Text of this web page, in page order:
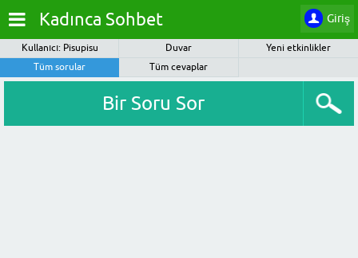
Giriş
Kadınca Sohbet
Kullanıcı: Pisupisu Duvar
Yeni etkinlikler
Tüm sorular
Tüm cevaplar
Bir Soru Sor